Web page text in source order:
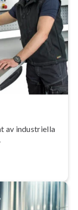
av in­dust­ri­el­la